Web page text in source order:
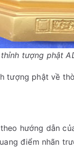
tượng phật
tượng phật về
hướng dẫn
điểm nhãn